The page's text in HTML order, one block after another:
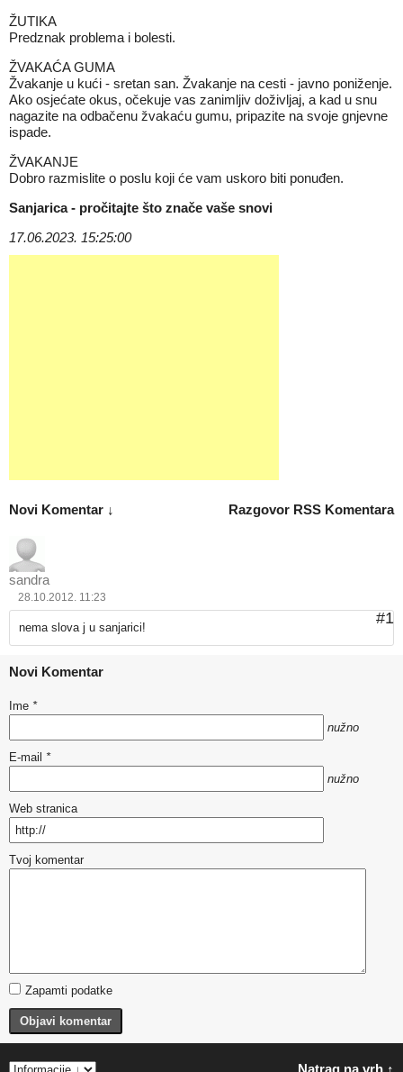
ŽUTIKA
Predznak problema i bolesti.
ŽVAKAĆA GUMA
Žvakanje u kući - sretan san. Žvakanje na cesti - javno poniženje.
Ako osjećate okus, očekuje vas zanimljiv doživljaj, a kad u snu
nagazite na odbačenu žvakaću gumu, pripazite na svoje gnjevne
ispade.
ŽVAKANJE
Dobro razmislite o poslu koji će vam uskoro biti ponuđen.
Sanjarica- pročitajte što znače vaše snovi
17.06.2023. 15:25:00
Razgovor RSS Komentara
Novi Komentar ↓
sandra
28.10.2012. 11:23
#1
nema slova j u sanjarici!
Novi Komentar
Ime *
nužno
E-mail *
nužno
Web stranica
Tvoj komentar
Zapamti podatke
Objavi komentar
Natrag na vrh ↑